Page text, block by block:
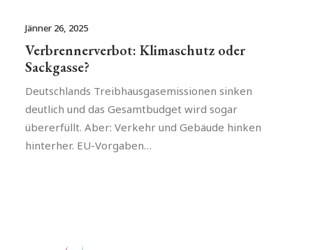
Jänner 26, 2025
Verbrennerverbot: Klimaschutz oder
Sackgasse?
Deutschlands Treibhausgasemissionen sinken
deutlich und das Gesamtbudget wird sogar
übererfüllt. Aber: Verkehr und Gebäude hinken
hinterher. EU-Vorgaben…